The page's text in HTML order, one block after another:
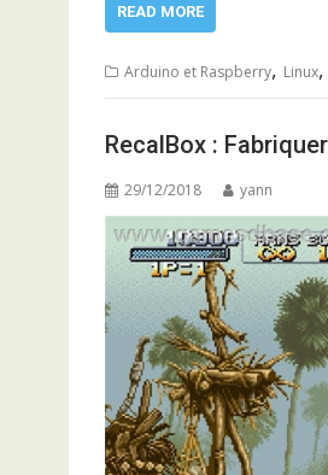
READ MORE
Arduino et Raspberry, Linux,
RecalBox :
29/12/2018 yann